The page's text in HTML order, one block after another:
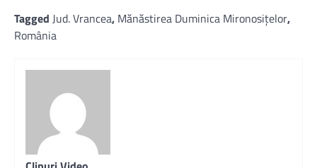
Tagged Jud. Vrancea, Mănăstirea Duminica Mironosiţelor,
România